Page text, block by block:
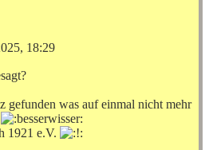
18:29
gefunden was auf einmal nicht mehr
1921 e.V.